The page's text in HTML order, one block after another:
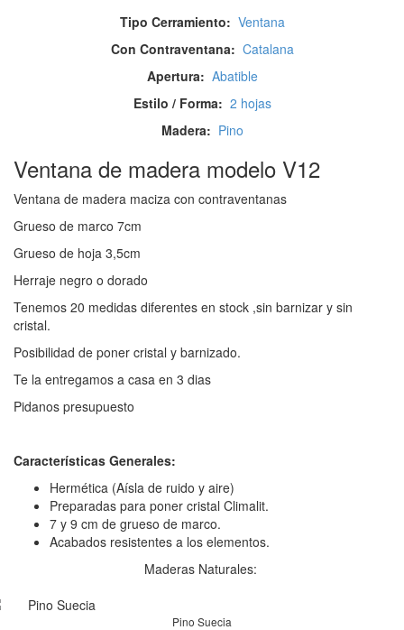
Tipo Cerramiento: Ventana
Con Contraventana: Catalana
Apertura: Abatible
Estilo / Forma: 2 hojas
Madera: Pino
Ventana de madera modelo V12
Ventana de madera maciza con contraventanas
Grueso de marco 7cm
Grueso de hoja 3,5cm
Herraje negro o dorado
Tenemos 20 medidas diferentes en stock ,sin barnizar y sin
cristal.
Posibilidad de poner cristal y barnizado.
Te la entregamos a casa en 3 dias
Pidanos presupuesto
Características Generales:
Hermética (Aísla de ruido y aire)
Preparadas para poner cristal Climalit.
7 y 9 cm de grueso de marco.
Acabados resistentes a los elementos.
Maderas Naturales:
Pino Suecia